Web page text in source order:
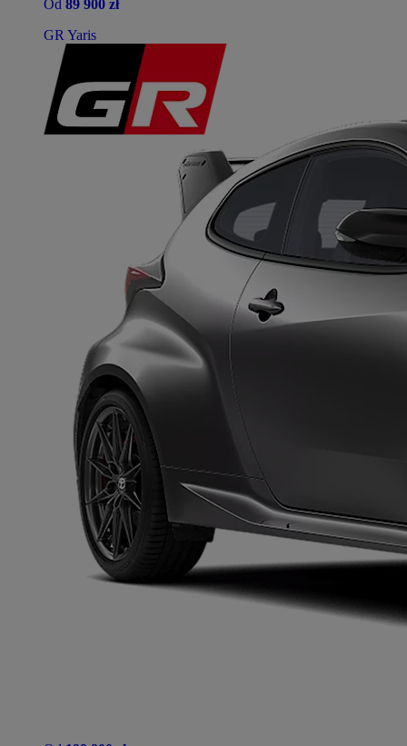
Od 89 900 zł
GR Yaris